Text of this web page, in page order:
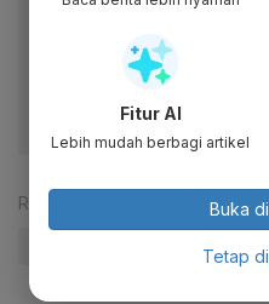
Dapatkan pengalaman
fitur menarik lainnya lewat
Reporter:
#Sekolah
Fitur AI
Lebih mudah berbagi artikel
Buka
Tetap